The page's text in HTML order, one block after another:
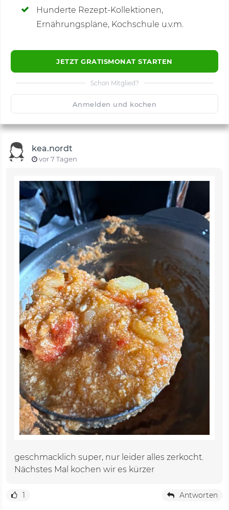
Hunderte Rezept-Kollektionen,
Ernährungspläne, Kochschule u.v.m.
JETZT GRATISMONAT STARTEN
Schon Mitglied?
Anmelden und kochen
Kommentare(84)
🙂 1500 Speichern
kea.nordt
vor 7 Tagen
geschmacklich super, nur leider alles zerkocht.
Nächstes Mal kochen wir es kürzer
1 Antworten